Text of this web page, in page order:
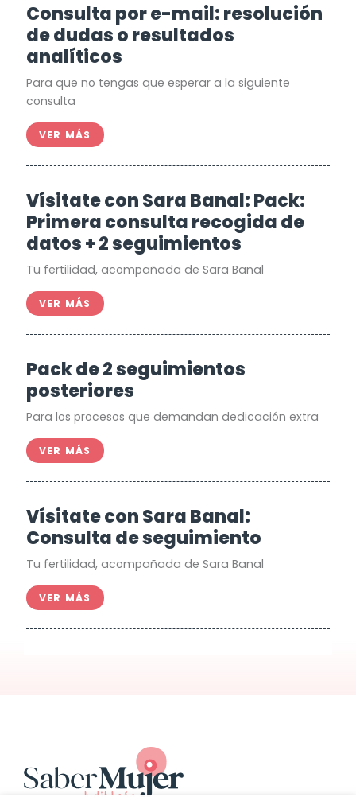
Consulta por e-mail: resolución
de dudas o resultados
analíticos
Para que no tengas que esperar a la siguiente
consulta
VER MÁS
Vísitate con Sara Banal: Pack:
Primera consulta recogida de
datos + 2 seguimientos
Tu fertilidad, acompañada de Sara Banal
VER MÁS
Pack de 2 seguimientos
posteriores
Para los procesos que demandan dedicación extra
VER MÁS
Vísitate con Sara Banal:
Consulta de seguimiento
Tu fertilidad, acompañada de Sara Banal
VER MÁS